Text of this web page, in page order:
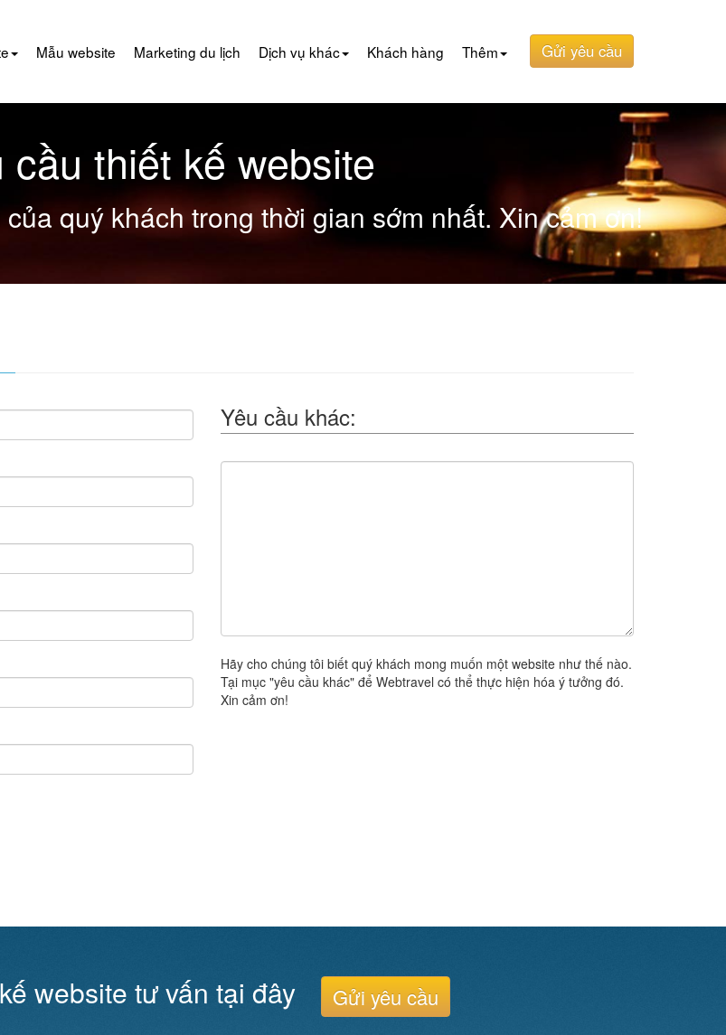
Gửi yêu cầu
Mẫu website Marketing du lịch Dịch vụ khác Khách hàng Thêm
cầu thiết kế website
quý khách trong thời gian sớm nhất. Xin cảm ơn!
Yêu cầu khác:
Hãy cho chúng tôi biết quý khách mong muốn một website như thế nào.
Tại mục "yêu cầu khác" để Webtravel có thể thực hiện hóa ý tưởng đó.
Xin cảm ơn!
website tư vấn tại đây Gửi yêu cầu